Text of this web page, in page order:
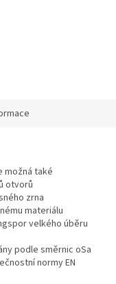
možná také
otvorů
zrna
materiálu
velkého úběru
podle směrnic oSa
normy EN